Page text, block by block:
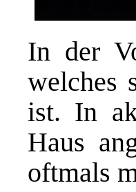
In der
welches
ist. In
Haus
oftmals